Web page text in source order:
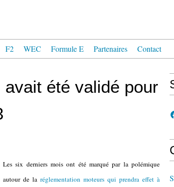
F2 WEC Formule E Partenaires Contact
été validé pour
Les six derniers mois ont été marqué par la polémique
autour de la réglementation moteurs qui prendra effet à